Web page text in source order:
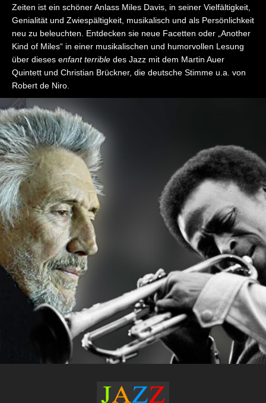
Zeiten ist ein schöner Anlass Miles Davis, in seiner Vielfältigkeit,
Genialität und Zwiespältigkeit, musikalisch und als Persönlichkeit
neu zu beleuchten. Entdecken sie neue Facetten oder „Another
Kind of Miles“ in einer musikalischen und humorvollen Lesung
über dieses enfantterrible des Jazz mit dem Martin Auer
Quintett und Christian Brückner, die deutsche Stimme u.a. von
Robert de Niro.